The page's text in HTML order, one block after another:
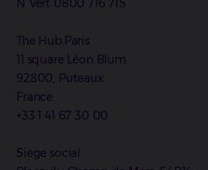
N°Vert 0800 716 715
The Hub.Paris
11 square Léon Blum
92800, Puteaux
France
+33 1 41 67 30 00
Siège social